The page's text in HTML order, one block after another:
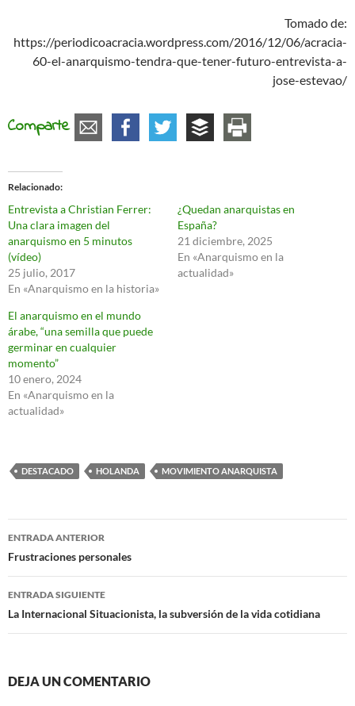
Tomado de:
https://periodicoacracia.wordpress.com/2016/12/06/acracia-
60-el-anarquismo-tendra-que-tener-futuro-entrevista-a-
jose-estevao/
Comparte
Relacionado
Entrevista a Christian Ferrer:
Una clara imagen del
anarquismo en 5 minutos
(vídeo)
25 julio, 2017
En «Anarquismo en la historia»
¿Quedan anarquistas en
España?
21 diciembre, 2025
En «Anarquismo en la
actualidad»
El anarquismo en el mundo
árabe, “una semilla que puede
germinar en cualquier
momento”
10 enero, 2024
En «Anarquismo en la
actualidad»
DESTACADO HOLANDA MOVIMIENTO ANARQUISTA
Navegación
de
entradas
ENTRADA ANTERIOR
Frustraciones personales
ENTRADA SIGUIENTE
La Internacional Situacionista, la subversión de la vida cotidiana
DEJA UN COMENTARIO